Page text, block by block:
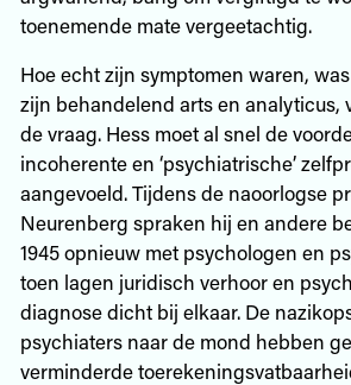
toenemende mate vergeetachtig.
Hoe echt zijn symptomen waren,
zijn behandelend arts en analyticus,
de vraag. Hess moet al snel de
incoherente en ‘psychiatrische’
aangevoeld. Tijdens de naoorlogse
Neurenberg spraken hij en andere
1945 opnieuw met psychologen en
toen lagen juridisch verhoor en
diagnose dicht bij elkaar. De
psychiaters naar de mond hebben
verminderde